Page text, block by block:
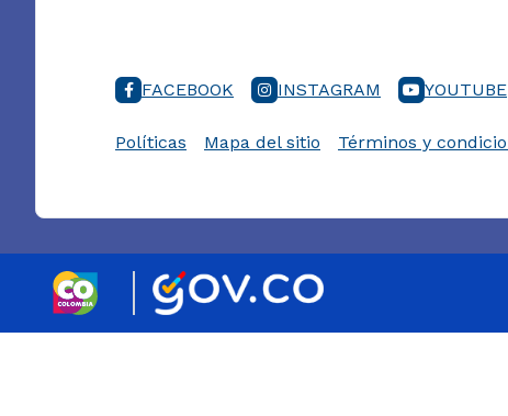
FACEBOOK INSTAGRAM YOUTUBE
Políticas Mapa del sitio Términos y